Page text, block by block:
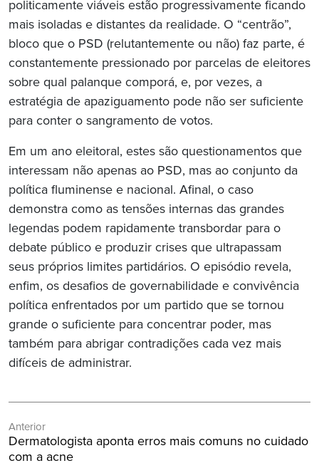
politicamente viáveis estão progressivamente ficando
mais isoladas e distantes da realidade. O “centrão”,
bloco que o PSD (relutantemente ou não) faz parte, é
constantemente pressionado por parcelas de eleitores
sobre qual palanque comporá, e, por vezes, a
estratégia de apaziguamento pode não ser suficiente
para conter o sangramento de votos.
Em um ano eleitoral, estes são questionamentos que
interessam não apenas ao PSD, mas ao conjunto da
política fluminense e nacional. Afinal, o caso
demonstra como as tensões internas das grandes
legendas podem rapidamente transbordar para o
debate público e produzir crises que ultrapassam
seus próprios limites partidários. O episódio revela,
enfim, os desafios de governabilidade e convivência
política enfrentados por um partido que se tornou
grande o suficiente para concentrar poder, mas
também para abrigar contradições cada vez mais
difíceis de administrar.
de
Post
Anterior
Post
Anterior:
Dermatologista aponta erros mais comuns no cuidado
com a acne